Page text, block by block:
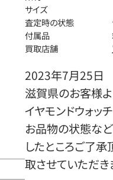
サイズ
査定時の状態
付属品
買取店舗
2023年7月25日
滋賀県のお客様よ
イヤモンドウォッ
お品物の状態など
したところご了
取させていただき